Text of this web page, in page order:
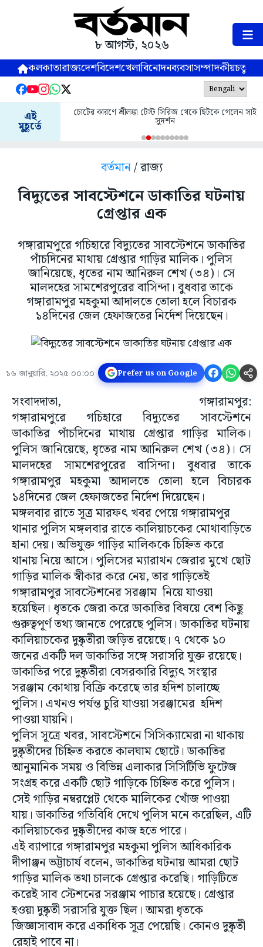
৮ আগস্ট, ২০২৬
কলকাতারাজ্যদেশবিদেশখেলাবিনোদনব্যবসাসম্পাদকীয়
এই
মুহূর্তে
চোটের কারণে শ্রীলঙ্কা টেস্ট সিরিজ থেকে ছিটকে গেলেন সাই
সুদর্শন
বর্তমান/ রাজ্য
বিদ্যুতের সাবস্টেশনে ডাকাতির ঘটনায়
গ্রেপ্তার এক
গঙ্গারামপুরে গচিহারে বিদ্যুতের সাবস্টেশনে ডাকাতির
পাঁচদিনের মাথায় গ্রেপ্তার গাড়ির মালিক। পুলিস
জানিয়েছে, ধৃতের নাম আনিরুল শেখ (৩৪)। সে
মালদহের সামশেরপুরের বাসিন্দা। বুধবার তাকে
গঙ্গারামপুর মহকুমা আদালতে তোলা হলে বিচারক
১৪দিনের জেল হেফাজতের নির্দেশ দিয়েছেন।
১৬ জানুয়ারি, ২০২৫ ০০:০০ Prefer us on Google
সংবাদদাতা, গঙ্গারামপুর:
গঙ্গারামপুরে গচিহারে বিদ্যুতের সাবস্টেশনে
ডাকাতির পাঁচদিনের মাথায় গ্রেপ্তার গাড়ির মালিক।
পুলিস জানিয়েছে, ধৃতের নাম আনিরুল শেখ (৩৪)। সে
মালদহের সামশেরপুরের বাসিন্দা। বুধবার তাকে
গঙ্গারামপুর মহকুমা আদালতে তোলা হলে বিচারক
১৪দিনের জেল হেফাজতের নির্দেশ দিয়েছেন।
মঙ্গলবার রাতে সূত্র মারফৎ খবর পেয়ে গঙ্গারামপুর
থানার পুলিস মঙ্গলবার রাতে কালিয়াচকের মোথাবাড়িতে
হানা দেয়। অভিযুক্ত গাড়ির মালিককে চিহ্নিত করে
থানায় নিয়ে আসে। পুলিসের ম্যারাথন জেরার মুখে ছোট
গাড়ির মালিক স্বীকার করে নেয়, তার গাড়িতেই
গঙ্গারামপুর সাবস্টেশনের সরঞ্জাম নিয়ে যাওয়া
হয়েছিল। ধৃতকে জেরা করে ডাকাতির বিষয়ে বেশ কিছু
গুরুত্বপূর্ণ তথ্য জানতে পেরেছে পুলিস। ডাকাতির ঘটনায়
কালিয়াচকের দুষ্কৃতীরা জড়িত রয়েছে। ৭ থেকে ১০
জনের একটি দল ডাকাতির সঙ্গে সরাসরি যুক্ত রয়েছে।
ডাকাতির পরে দুষ্কৃতীরা বেসরকারি বিদ্যুৎ সংস্থার
সরঞ্জাম কোথায় বিক্রি করেছে তার হদিশ চালাচ্ছে
পুলিস। এখনও পর্যন্ত চুরি যাওয়া সরঞ্জামের হদিশ
পাওয়া যায়নি।
পুলিস সূত্রে খবর, সাবস্টেশনে সিসিক্যামেরা না থাকায়
দুষ্কৃতীদের চিহ্নিত করতে কালঘাম ছোটে। ডাকাতির
আনুমানিক সময় ও বিভিন্ন এলাকার সিসিটিভি ফুটেজ
সংগ্রহ করে একটি ছোট গাড়িকে চিহ্নিত করে পুলিস।
সেই গাড়ির নম্বরপ্লেট থেকে মালিকের খোঁজ পাওয়া
যায়। ডাকাতির গতিবিধি দেখে পুলিস মনে করেছিল, এটি
কালিয়াচকের দুষ্কৃতীদের কাজ হতে পারে।
এই ব্যাপারে গঙ্গারামপুর মহকুমা পুলিস আধিকারিক
দীপাঞ্জন ভট্টাচার্য বলেন, ডাকাতির ঘটনায় আমরা ছোট
গাড়ির মালিক তথা চালকে গ্রেপ্তার করেছি। গাড়িটিতে
করেই সাব স্টেশনের সরঞ্জাম পাচার হয়েছে। গ্রেপ্তার
হওয়া দুষ্কৃতী সরাসরি যুক্ত ছিল। আমরা ধৃতকে
জিজ্ঞাসাবাদ করে একাধিক সূত্র পেয়েছি। কোনও দুষ্কৃতী
রেহাই পাবে না।